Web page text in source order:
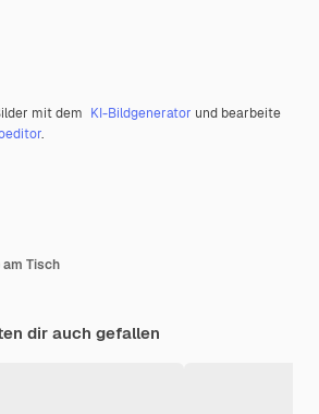
mit dem KI-Bildgenerator und bearbeite
.
Tisch
dir auch gefallen